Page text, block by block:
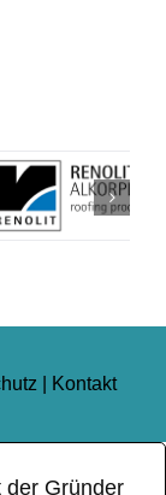
Kontakt
der Gründer